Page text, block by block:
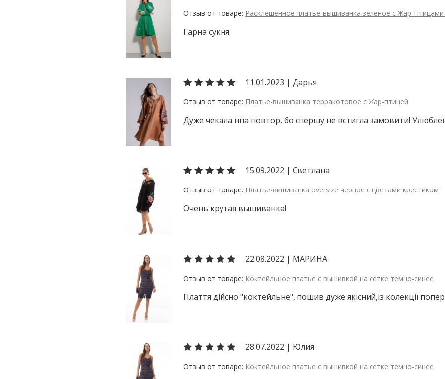
Расклешенное платье-вышиванка зеленое с Жар-Птицами
Гарна сукня.
11.01.2023 | Дарья
Платье-вышиванка терракотовое с Жар-птицей
Дуже чекала нпа повтор, бо спершу не встигла замовити!
15.09.2022 | Светлана
Платье-вишиванка oversize черное с цветами крестиком
Очень крутая вышиванка!
22.08.2022 | МАРИНА
Коктейльное платье с вышивкой на сетке темно-синее
Плаття дійсно "коктейльне", пошив дуже якісний,із колекції
28.07.2022 | Юлия
Коктейльное платье с вышивкой на сетке темно-синее